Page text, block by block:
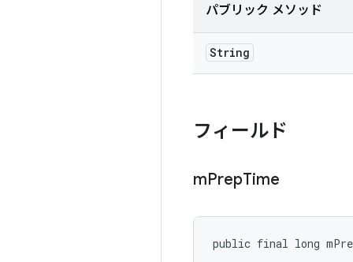
パブリック メソッド
String
フィールド
mPrepTime
public final long